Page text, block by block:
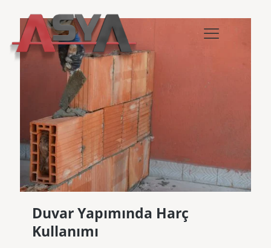
Duvar Yapımında Harç
Kullanımı